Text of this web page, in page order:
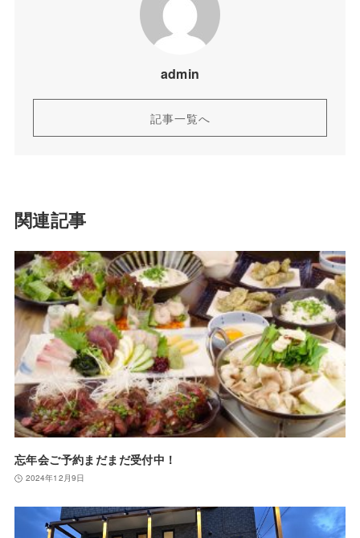
admin
記事一覧へ
関連記事
忘年会ご予約まだまだ受付中！
2024年12月9日